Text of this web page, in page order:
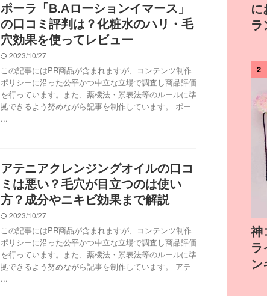
ポーラ「B.Aローションイマース」
の口コミ評判は？化粧水のハリ・毛
穴効果を使ってレビュー
2023/10/27
この記事にはPR商品が含まれますが、コンテンツ制作
ポリシーに沿った公平かつ中立な立場で調査し商品評価
を行っています。また、薬機法・景表法等のルールに準
拠できるよう努めながら記事を制作しています。 ポー
...
アテニアクレンジングオイルの口コ
ミは悪い？毛穴が目立つのは使い
方？成分やニキビ効果まで解説
2023/10/27
この記事にはPR商品が含まれますが、コンテンツ制作
ポリシーに沿った公平かつ中立な立場で調査し商品評価
を行っています。また、薬機法・景表法等のルールに準
拠できるよう努めながら記事を制作しています。 アテ
...
に
ラ
2
神
ラ
ン